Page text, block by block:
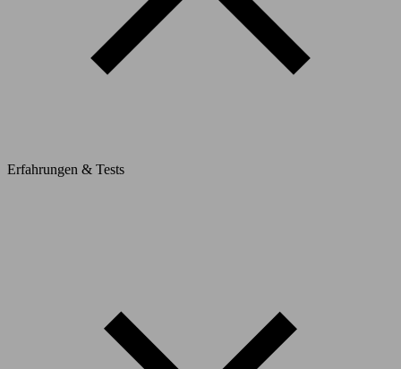
Erfahrungen & Tests